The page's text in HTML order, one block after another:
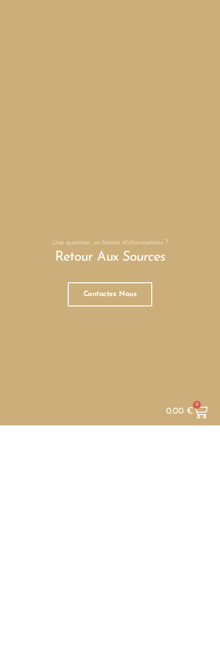
0.00 €
0
Une question, un besoin d'informations ?
Retour Aux Sources
Contactez Nous